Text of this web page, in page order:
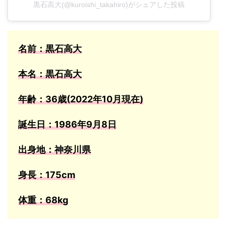
黒石高大(@kuroishi_takahiro)がシェアした投稿
名前：黒石高大
本名：黒石高大
年齢：36歳(2022年10月現在)
誕生日：1986年9月8日
出身地：神奈川県
身長：175cm
体重：68kg